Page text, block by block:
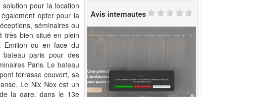
pour la location
opter pour la
séminaires ou
très bien situé en plein
ou en face du
paris pour des
Paris. Le bateau
terrasse couvert, sa
Le Nix Nox est un
la gare, dans le 13e
Avis internautes